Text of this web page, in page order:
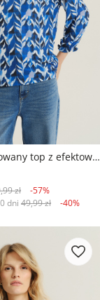
Niebieski printowany top z efektownym dekoltem
zł
-57%
dni 49,99 zł -40%